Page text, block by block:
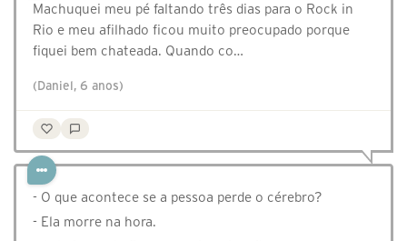
Machuquei meu pé faltando três dias para o Rock in
Rio e meu afilhado ficou muito preocupado porque
fiquei bem chateada. Quando co…
(Daniel, 6 anos)
- O que acontece se a pessoa perde o cérebro?
- Ela morre na hora.